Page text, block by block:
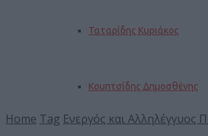
Ταταρίδης Κυριάκος
Κουπτσίδης Δημοσθένης
Home Tag Ενεργός και Αλληλέγγυος